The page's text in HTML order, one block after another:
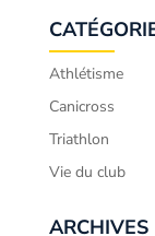
Athlétisme
Canicross
Triathlon
Vie du club
ARCHIVES